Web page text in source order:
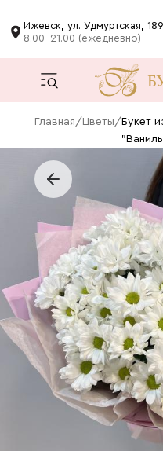
Ижевск, ул. Удмуртская, 189
8.00-21.00 (ежедневно)
Главная/ Цветы/ Букет